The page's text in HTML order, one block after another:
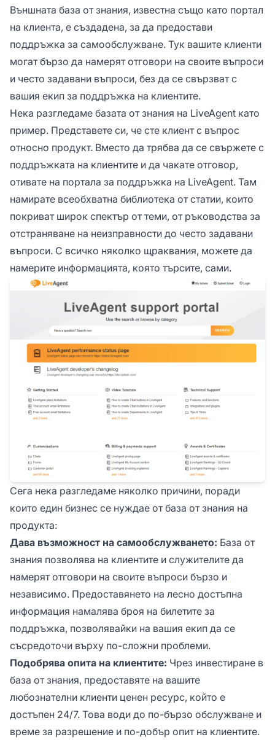
Външната база от знания, известна също като портал
на клиента, е създадена, за да предостави
поддръжка за самообслужване. Тук вашите клиенти
могат бързо да намерят отговори на своите въпроси
и често задавани въпроси, без да се свързват с
вашия екип за поддръжка на клиентите.
Нека разгледаме базата от знания на LiveAgent като
пример. Представете си, че сте клиент с въпрос
относно продукт. Вместо да трябва да се свържете с
поддръжката на клиентите и да чакате отговор,
отивате на портала за поддръжка на LiveAgent. Там
намирате всеобхватна библиотека от статии, които
покриват широк спектър от теми, от ръководства за
отстраняване на неизправности до често задавани
въпроси. С всичко няколко щраквания, можете да
намерите информацията, която търсите, сами.
Сега нека разгледаме няколко причини, поради
които един бизнес се нуждае от база от знания на
продукта:
Дава възможност на самообслужването: База от
знания позволява на клиентите и служителите да
намерят отговори на своите въпроси бързо и
независимо. Предоставянето на лесно достъпна
информация намалява броя на билетите за
поддръжка, позволявайки на вашия екип да се
съсредоточи върху по-сложни проблеми.
Подобрява опита на клиентите: Чрез инвестиране в
база от знания, предоставяте на вашите
любознателни клиенти ценен ресурс, който е
достъпен 24/7. Това води до по-бързо обслужване и
време за разрешение и по-добър опит на клиентите.